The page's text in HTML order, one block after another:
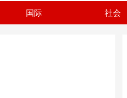
国际 社会